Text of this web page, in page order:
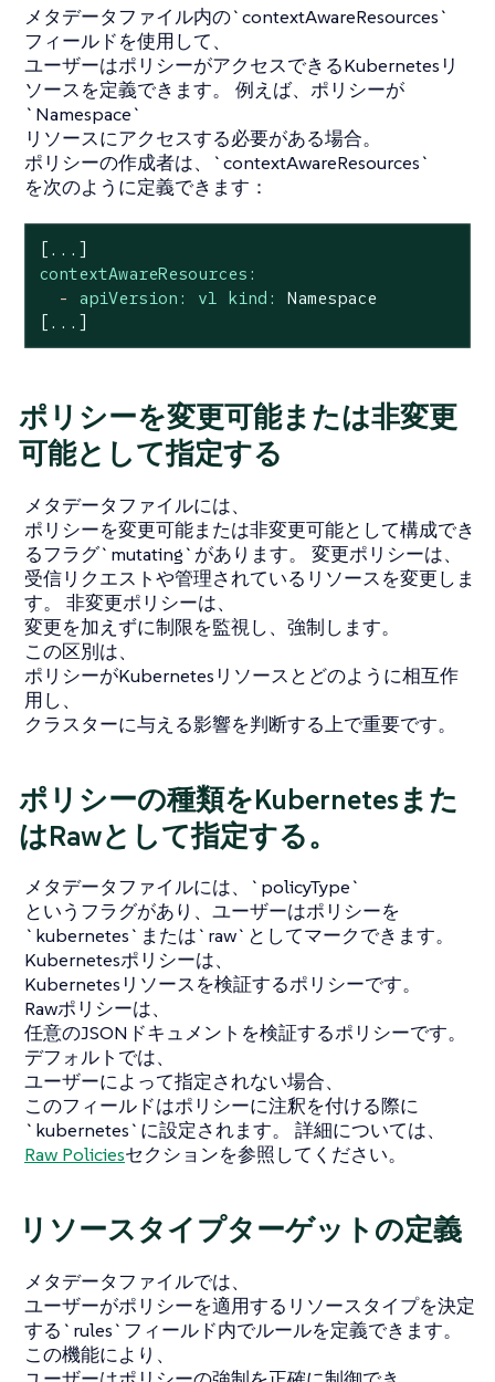
メタデータファイル内の`contextAwareResources`
フィールドを使用して、
ユーザーはポリシーがアクセスできるKubernetesリ
ソースを定義できます。 例えば、ポリシーが
`Namespace`
リソースにアクセスする必要がある場合。
ポリシーの作成者は、`contextAwareResources`
を次のように定義できます：
[...]
contextAwareResources:
-
apiVersion: v1 kind:
Namespace
[...]
ポリシーを変更可能または非変更
可能として指定する
メタデータファイルには、
ポリシーを変更可能または非変更可能として構成でき
るフラグ`mutating`があります。 変更ポリシーは、
受信リクエストや管理されているリソースを変更しま
す。 非変更ポリシーは、
変更を加えずに制限を監視し、強制します。
この区別は、
ポリシーがKubernetesリソースとどのように相互作
用し、
クラスターに与える影響を判断する上で重要です。
ポリシーの種類をKubernetesまた
はRawとして指定する。
メタデータファイルには、`policyType`
というフラグがあり、ユーザーはポリシーを
`kubernetes`または`raw`としてマークできます。
Kubernetesポリシーは、
Kubernetesリソースを検証するポリシーです。
Rawポリシーは、
任意のJSONドキュメントを検証するポリシーです。
デフォルトでは、
ユーザーによって指定されない場合、
このフィールドはポリシーに注釈を付ける際に
`kubernetes`に設定されます。 詳細については、
Raw Policiesセクションを参照してください。
リソースタイプターゲットの定義
メタデータファイルでは、
ユーザーがポリシーを適用するリソースタイプを決定
する`rules`フィールド内でルールを定義できます。
この機能により、